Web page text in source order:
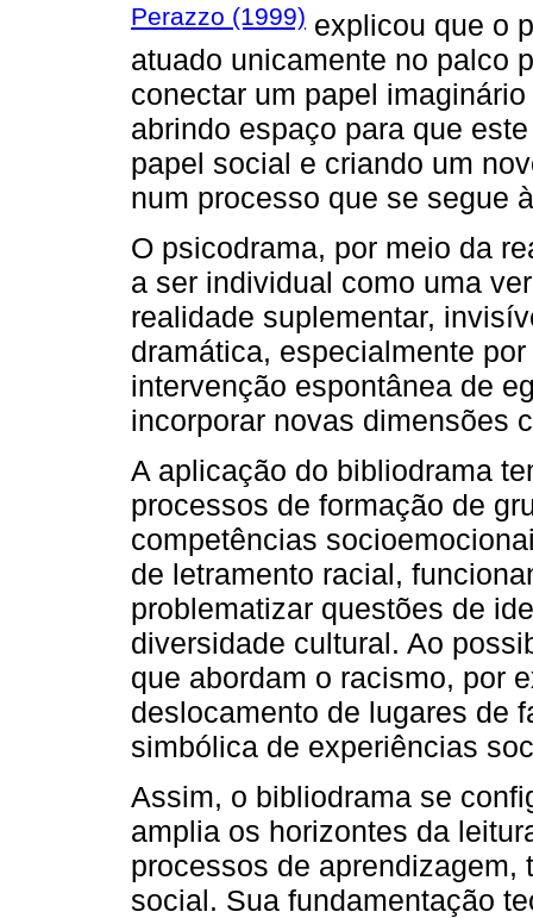
Perazzo (1999) explicou que o
atuado unicamente no palco
conectar um papel
abrindo espaço para que
papel social e criando um
num processo que se segue
O psicodrama, por meio da
a ser individual como uma
realidade suplementar,
dramática, especialmente
intervenção espontânea de
incorporar novas dimensões
A aplicação do bibliodrama
processos de formação de
competências
de letramento racial,
problematizar questões de
diversidade cultural. Ao
que abordam o racismo, por
deslocamento de lugares de
simbólica de experiências
Assim, o bibliodrama se
amplia os horizontes da
processos de
social. Sua fundamentação